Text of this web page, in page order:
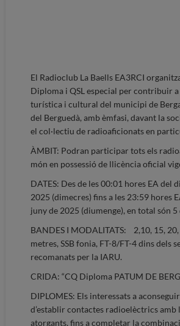
El Radioclub La Baells EA3RCI
Diploma i QSL especial per contribuir
turística i cultural del municipi de
del Berguedà, amb èmfasi, davant la
el col·lectiu de radioaficionats en
ÀMBIT: Podran participar tots els
món en possessió de llicència oficial
DATES: Des de les 00:01 hores EA del
2025 (dimecres) fins a les 23:59 hores
juny de 2025 (diumenge), en total són
BANDES I MODALITATS: 2,10, 15,
metres, SSB fonia, FT-8/FT-4 dins dels
recomanats per la IARU.
CRIDA: “CQ Diploma PATUM DE
DIPLOMES: Els interessats a
d’establir contactes radioelèctrics amb
atorgants, fins a completar la